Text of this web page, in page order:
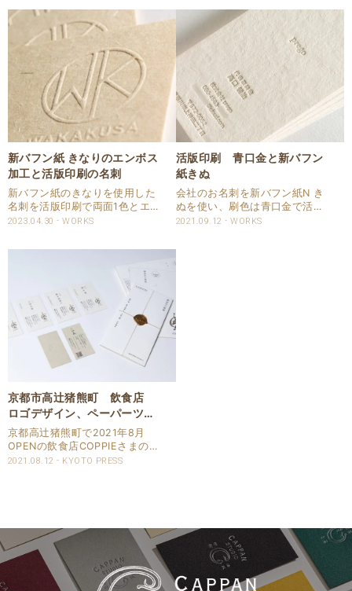
は銀色で印刷しています。 片面
印刷ですので裏面を気にせずし
っかりと印圧を入れています。
仕様 商品：名刺 サ..
を致しました。 箔色には、高級
感のあるブロンズ色をご指定い
ただきました。 活版印刷の質感
と箔押しの輝きが美..
新バフン紙 きなりのエンボス
加工と活版印刷の名刺
新バフン紙のきなりを使用した
名刺を活版印刷で両面1色とエ
ンボス加工（浮き出し）で請け
の特色指定頂いています。 エン
浮き出る再現をしています。 仕
様 商品：名刺 ..
2023.04.30 WORKS
活版印刷 青口金と新バフン
紙きぬ
会社のお名刺を新バフン紙N き
ぬを使い、刷色は青口金で活版
印刷しました。 新バフン紙は土
2021.09.12 WORKS
京都市高辻猪熊町 飲食店
ロゴデザイン、ペーパーツー
ル｜活版印刷
京都高辻猪熊町で2021年8月
OPENの飲食店COPPIEさまのロ
ゴ、ペーパーツールのデザイ
「開業の案内」..
2021.08.12 KYOTO PRESS